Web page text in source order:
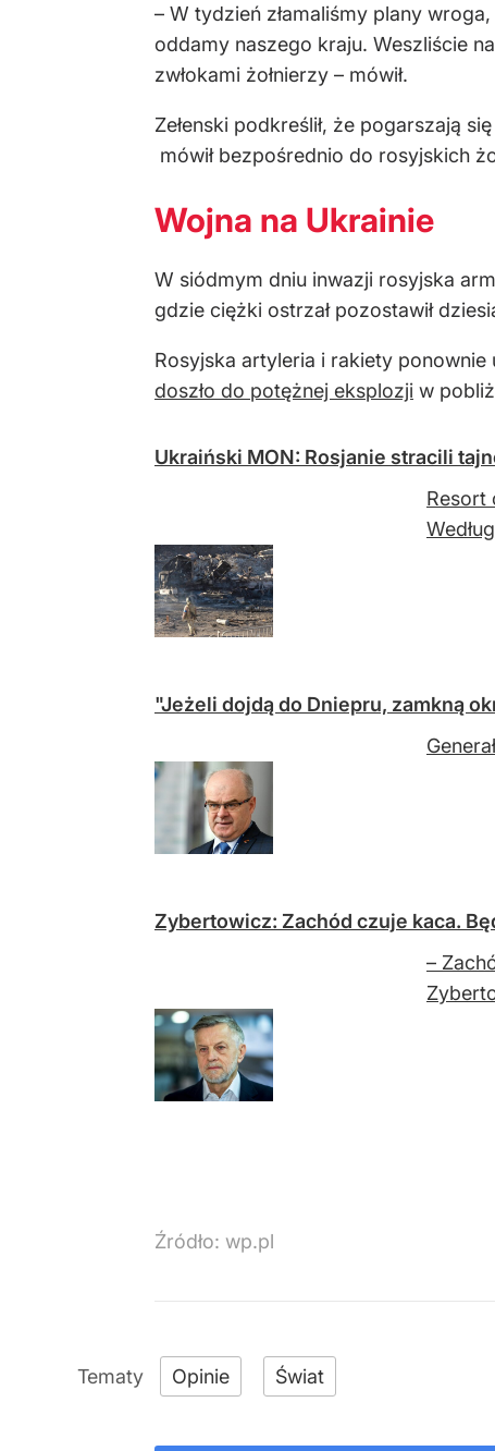
– W tydzień złamaliśmy plany
oddamy naszego kraju. Weszliście
zwłokami żołnierzy – mówił.
Zełenski podkreślił, że pogarszają
mówił bezpośrednio do rosyjskich
Wojna na Ukrainie
W siódmym dniu inwazji rosyjska
gdzie ciężki ostrzał pozostawił
Rosyjska artyleria i rakiety
doszło do potężnej eksplozji w
Ukraiński MON: Rosjanie stracili
Resort
"Jeżeli dojdą do Dniepru, zamkną
Zybertowicz: Zachód czuje kaca.
–
Źródło: wp.pl
Opinie Świat